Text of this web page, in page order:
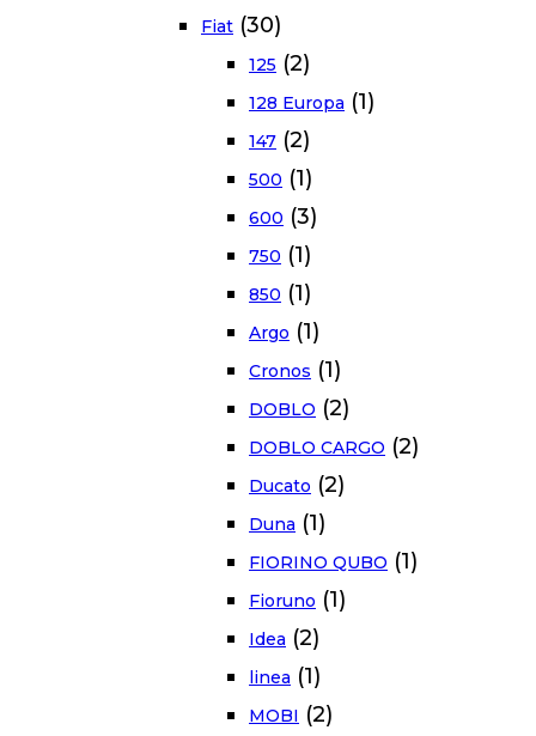
Fiat (30)
125 (2)
128 Europa (1)
147 (2)
500 (1)
600 (3)
750 (1)
850 (1)
Argo (1)
Cronos (1)
DOBLO (2)
DOBLO CARGO (2)
Ducato (2)
Duna (1)
FIORINO QUBO (1)
Fioruno (1)
Idea (2)
linea (1)
MOBI (2)